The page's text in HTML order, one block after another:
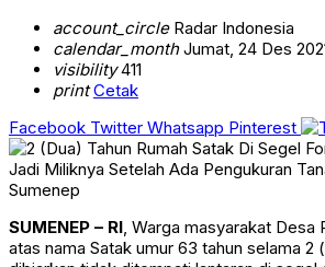
account_circleRadar Indonesia
calendar_monthJumat, 24 Des
visibility411
print Cetak
Facebook Twitter Whatsapp Pinterest
SUMENEP – RI, Warga masyarakat Desa
atas nama Satak umur 63 tahun selama 2